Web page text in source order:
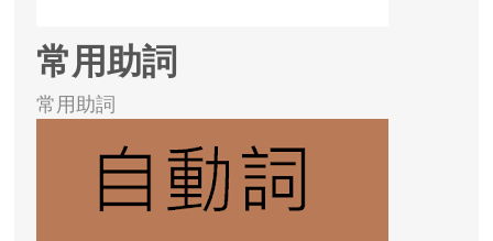
常用助詞
常用助詞